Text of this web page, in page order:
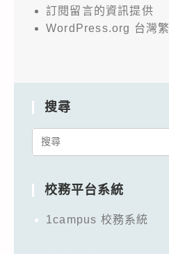
訂閱留言的資訊提供
WordPress.org 台灣
搜尋
Search
校務平台系統
1campus 校務系統